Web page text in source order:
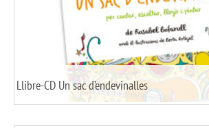
Llibre-CD Un sac d’endevinalles
/share it